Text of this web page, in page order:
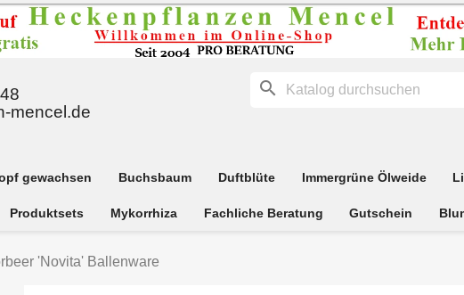
mencel.de
search
gewachsen Buchsbaum Duftblüte Immergrüne Ölweide
Produktsets Mykorrhiza Fachliche Beratung Gutschein
'Novita' Ballenware